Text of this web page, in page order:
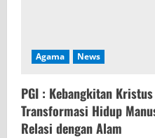
Agama News
PGI : Kebangkitan
Transformasi Hidup
Relasi dengan Alam